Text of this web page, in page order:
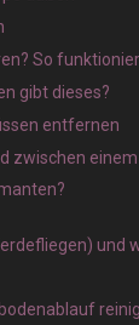
So
gibt dieses?
entfernen
zwischen
und